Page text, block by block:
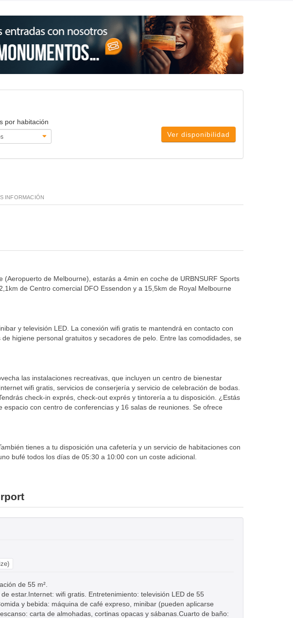
por habitación
Ver disponibilidad
INFORMACIÓN
de Melbourne), estarás a 4min en coche de URBNSURF Sports
de Centro comercial DFO Essendon y a 15,5km de Royal Melbourne
y televisión LED. La conexión wifi gratis te mantendrá en contacto con
higiene personal gratuitos y secadores de pelo. Entre las comodidades, se
las instalaciones recreativas, que incluyen un centro de bienestar
wifi gratis, servicios de conserjería y servicio de celebración de bodas.
check-in exprés, check-out exprés y tintorería a tu disposición. ¿Estás
con centro de conferencias y 16 salas de reuniones. Se ofrece
tienes a tu disposición una cafetería y un servicio de habitaciones con
bufé todos los días de 05:30 a 10:00 con un coste adicional.
de 55 m².
estar.Internet: wifi gratis. Entretenimiento: televisión LED de 55
y bebida: máquina de café expreso, minibar (pueden aplicarse
carta de almohadas, cortinas opacas y sábanas.Cuarto de baño: